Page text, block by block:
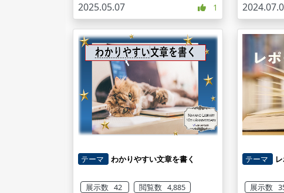
2025.05.07 1
テーマ わかりやすい文章を書く
展示数 42 閲覧数 4,885
テーマ
展示数